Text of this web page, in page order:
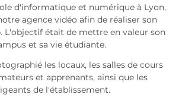
d'informatique et numérique à Lyon,
agence vidéo afin de réaliser son
. L'objectif était de mettre en valeur son
et sa vie étudiante.
les locaux, les salles de cours
et apprenants, ainsi que les
de l'établissement.